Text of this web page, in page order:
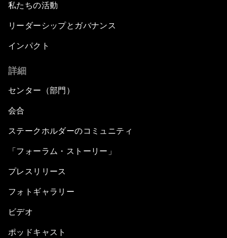
私たちの活動
リーダーシップとガバナンス
インパクト
詳細
センター（部門）
会合
ステークホルダーのコミュニティ
「フォーラム・ストーリー」
プレスリリース
フォトギャラリー
ビデオ
ポッドキャスト